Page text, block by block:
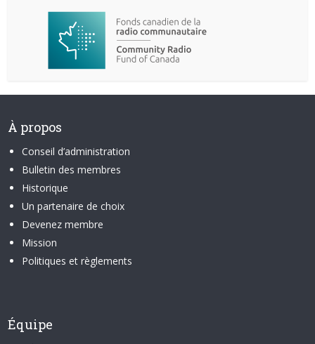
À propos
Conseil d’administration
Bulletin des membres
Historique
Un partenaire de choix
Devenez membre
Mission
Politiques et règlements
Équipe